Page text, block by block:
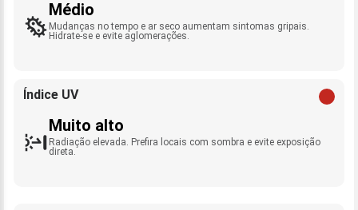
Médio
Mudanças no tempo e ar seco aumentam sintomas gripais.
Hidrate-se e evite aglomerações.
Índice UV
Muito alto
Radiação elevada. Prefira locais com sombra e evite exposição
direta.